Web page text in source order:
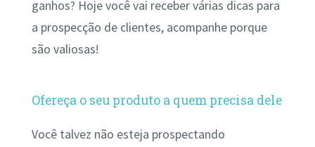
ganhos? Hoje você vai receber várias dicas para
a prospecção de clientes, acompanhe porque
são valiosas!
Ofereça o seu produto a quem precisa dele
Você talvez não esteja prospectando